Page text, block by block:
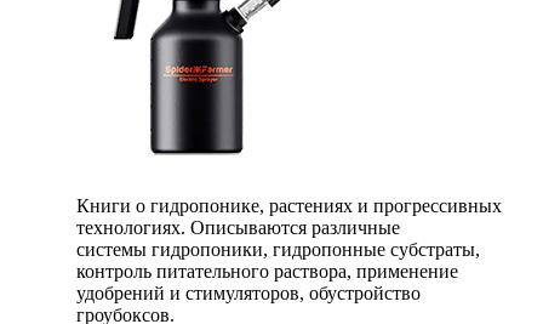
Книги о гидропонике, растениях и прогрессивных
технологиях. Описываются различные
системы гидропоники, гидропонные субстраты,
контроль питательного раствора, применение
удобрений и стимуляторов, обустройство
гроубоксов.